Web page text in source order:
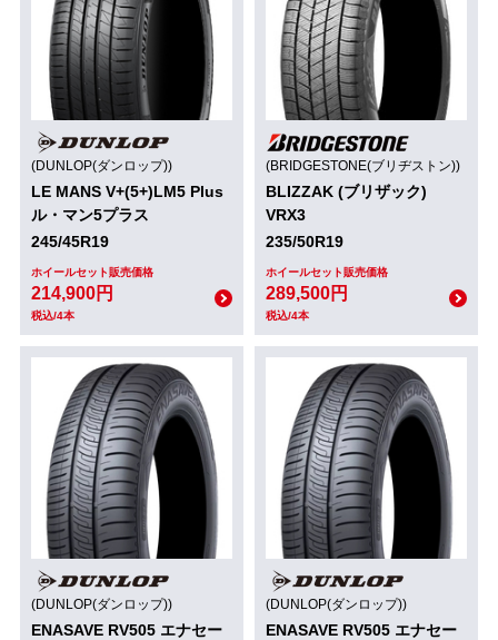
(DUNLOP(ダンロップ))
LE MANS V+(5+)LM5 Plus
ル・マン5プラス
245/45R19
ホイールセット販売価格
214,900円
税込/4本
(BRIDGESTONE(ブリヂストン))
BLIZZAK (ブリザック)
VRX3
235/50R19
ホイールセット販売価格
289,500円
税込/4本
(DUNLOP(ダンロップ))
ENASAVE RV505 エナセー
(DUNLOP(ダンロップ))
ENASAVE RV505 エナセー